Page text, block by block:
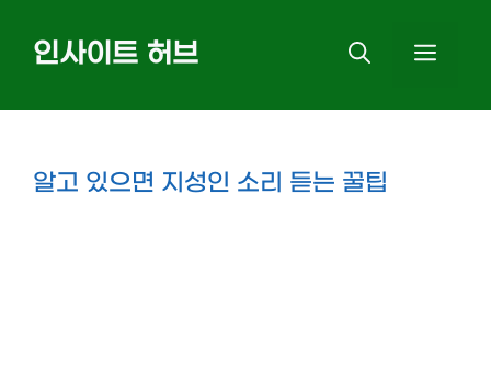
인사이트 허브
알고 있으면 지성인 소리 듣는 꿀팁